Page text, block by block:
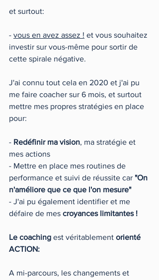
et surtout:
- vous en avez assez ! et vous souhaitez
investir sur vous-même pour sortir de
cette spirale négative.
J'ai connu tout cela en 2020 et j'ai pu
me faire coacher sur 6 mois, et surtout
mettre mes propres stratégies en place
pour:
- Redéfinir ma vision, ma stratégie et
mes actions
- Mettre en place mes routines de
performance et suivi de réussite car "On
n'améliore que ce que l'on mesure"
- J'ai pu également identifier et me
défaire de mes croyances limitantes !
Le coaching est véritablement orienté
ACTION:
A mi-parcours, les changements et